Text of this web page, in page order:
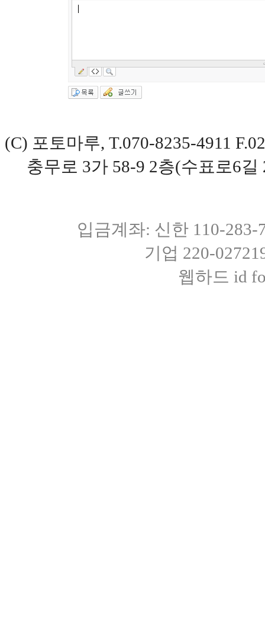
(C) 포토마루, T.070-8235-4911
충무로 3가 58-9 2층(수표로6
입금계좌: 신한 110-
기업 220-
웹하드 id